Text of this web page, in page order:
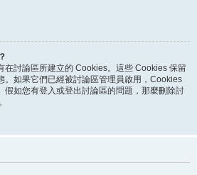
在討論區所建立的 Cookies。這些 Cookies 保留
。如果它們已經被討論區管理員啟用，Cookies
假如您有登入或登出討論區的問題，那麼刪除討